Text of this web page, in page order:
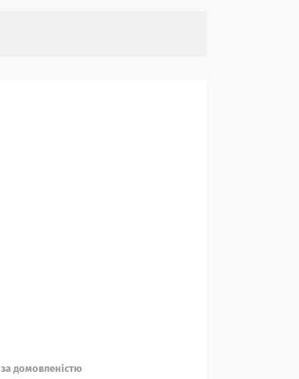
за домовленістю